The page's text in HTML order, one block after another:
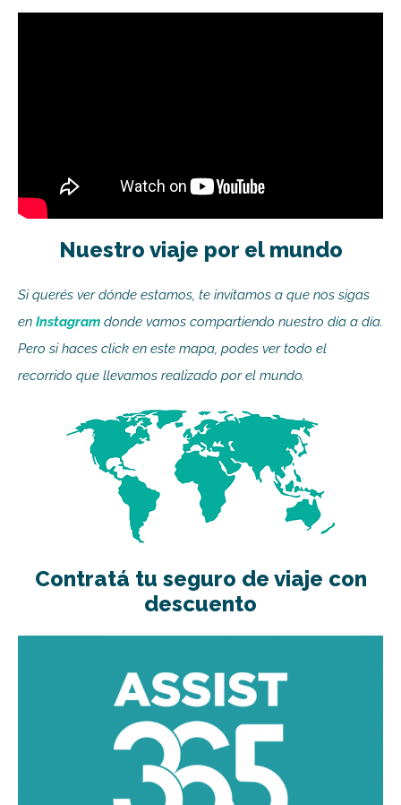
Nuestro viaje por el mundo
Si querés ver dónde estamos, te invitamos a que nos sigas
en Instagram donde vamos compartiendo nuestro día a día.
Pero si haces click en este mapa, podes ver todo el
recorrido que llevamos realizado por el mundo.
Contratá tu seguro de viaje con
descuento